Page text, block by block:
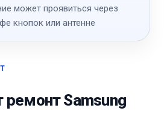
может проявиться через
кнопок или антенне
ремонт Samsung